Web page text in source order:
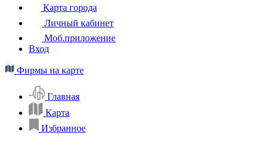
Карта города
Личный кабинет
Моб.приложение
Вход
Фирмы на карте
Главная
Карта
Избранное